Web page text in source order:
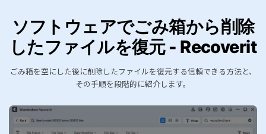
ソフトウェアでごみ箱から削除
したファイルを復元 - Recoverit
ごみ箱を空にした後に削除したファイルを復元する信頼できる方法と、
その手順を段階的に紹介します。